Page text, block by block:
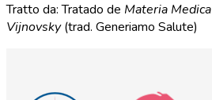
Tratto da: Tratado de Materia Medica
Vijnovsky(trad. Generiamo Salute)